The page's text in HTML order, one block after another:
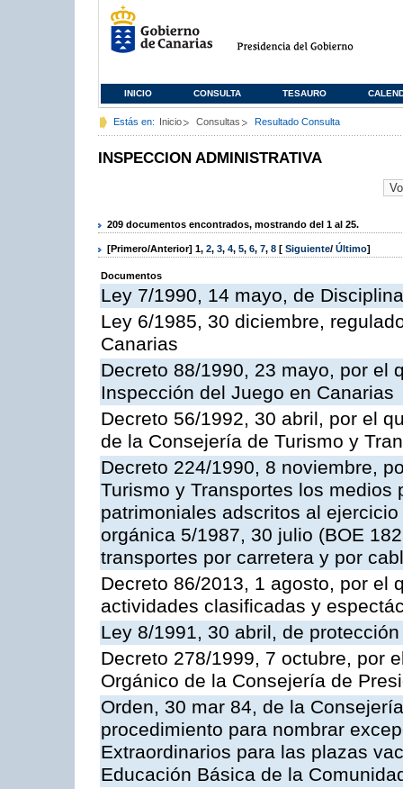
INICIO CONSULTA TESAURO
Estás en: Inicio Consultas Resultado Consulta
INSPECCION ADMINISTRATIVA
209 documentos encontrados, mostrando del 1 al 25.
[Primero/Anterior] 1, 2, 3, 4, 5, 6, 7, 8 [ Siguiente/ Último]
Documentos
Ley 7/1990, 14 mayo, de
Ley 6/1985, 30 diciembre,
Canarias
Decreto 88/1990, 23 mayo, por el
Inspección del Juego en Canarias
Decreto 56/1992, 30 abril, por el
de la Consejería de Turismo y
Decreto 224/1990, 8 noviembre,
Turismo y Transportes los
patrimoniales adscritos al
orgánica 5/1987, 30 julio (BOE
transportes por carretera y por
Decreto 86/2013, 1 agosto, por el
actividades clasificadas y
Ley 8/1991, 30 abril, de
Decreto 278/1999, 7 octubre, por
Orgánico de la Consejería de
Orden, 30 mar 84, de la
procedimiento para nombrar
Extraordinarios para las plazas
Educación Básica de la